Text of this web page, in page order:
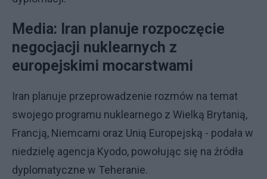
Media: Iran planuje rozpoczęcie
negocjacji nuklearnych z
europejskimi mocarstwami
Iran planuje przeprowadzenie rozmów na temat
swojego programu nuklearnego z Wielką Brytanią,
Francją, Niemcami oraz Unią Europejską - podała w
niedzielę agencja Kyodo, powołując się na źródła
dyplomatyczne w Teheranie.